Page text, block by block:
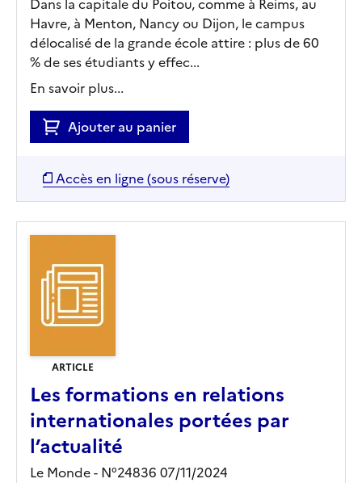
Havre, à Menton, Nancy ou Dijon, le campus
délocalisé de la grande école attire : plus de 60
% de ses étudiants y effec...
En savoir plus...
Ajouter au panier
Accès en ligne (sous réserve)
ARTICLE
Les formations en relations
internationales portées par
l’actualité
Le Monde - N°24836 07/11/2024